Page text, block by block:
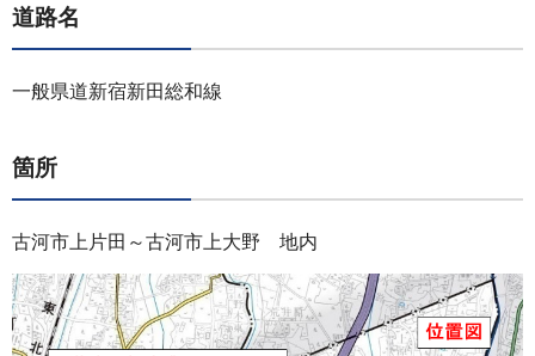
道路名
一般県道新宿新田総和線
箇所
古河市上片田～古河市上大野 地内